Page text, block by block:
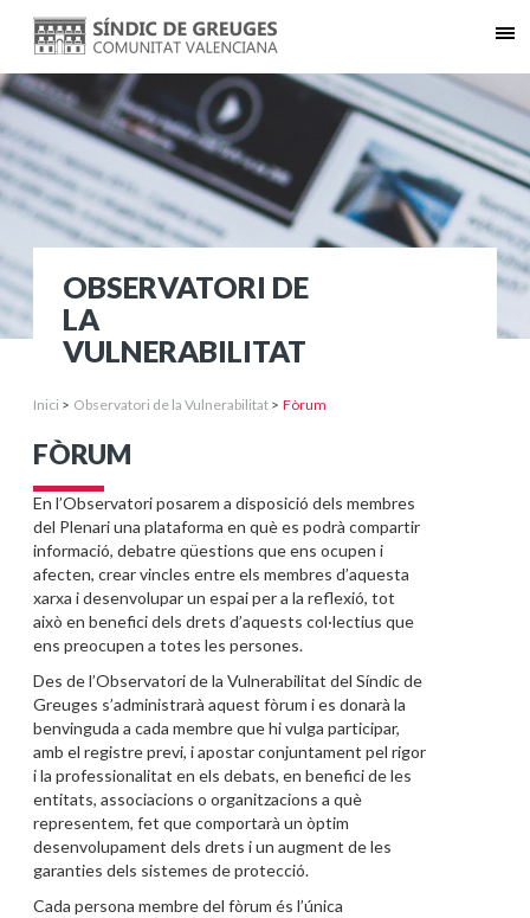
OBSERVATORI DE
LA
VULNERABILITAT
Inici > Observatori de la Vulnerabilitat > Fòrum
FÒRUM
En l’Observatori posarem a disposició dels membres
del Plenari una plataforma en què es podrà compartir
informació, debatre qüestions que ens ocupen i
afecten, crear vincles entre els membres d’aquesta
xarxa i desenvolupar un espai per a la reflexió, tot
això en benefici dels drets d’aquests col·lectius que
ens preocupen a totes les persones.
Des de l’Observatori de la Vulnerabilitat del Síndic de
Greuges s’administrarà aquest fòrum i es donarà la
benvinguda a cada membre que hi vulga participar,
amb el registre previ, i apostar conjuntament pel rigor
i la professionalitat en els debats, en benefici de les
entitats, associacions o organitzacions a què
representem, fet que comportarà un òptim
desenvolupament dels drets i un augment de les
garanties dels sistemes de protecció.
Cada persona membre del fòrum és l’única